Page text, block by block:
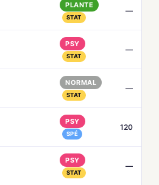
PLANTE
STAT
—
PSY
STAT
—
NORMAL
STAT
—
PSY
SPÉ
120
PSY
STAT
—